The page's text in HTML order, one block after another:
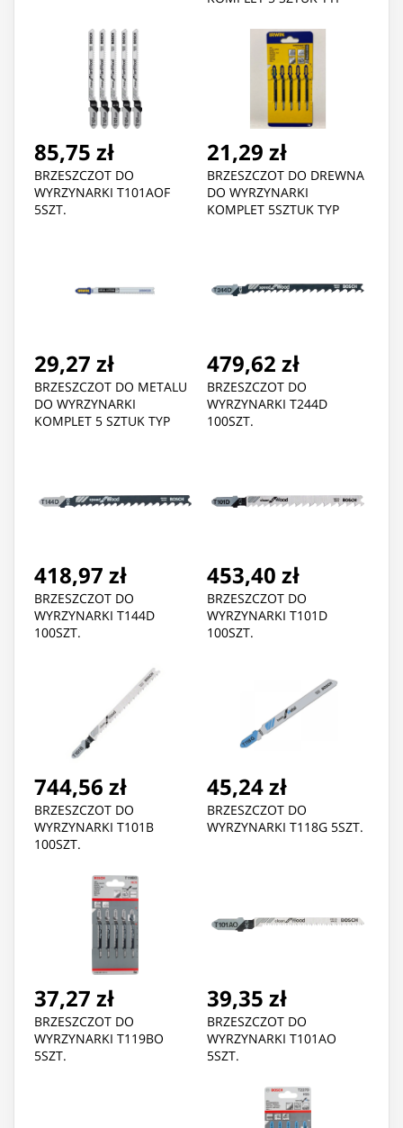
85,75 zł
BRZESZCZOT DO
WYRZYNARKI T101AOF
5SZT.
21,29 zł
BRZESZCZOT DO DREWNA
DO WYRZYNARKI
KOMPLET 5SZTUK TYP
29,27 zł
BRZESZCZOT DO METALU
DO WYRZYNARKI
KOMPLET 5 SZTUK TYP
479,62 zł
BRZESZCZOT DO
WYRZYNARKI T244D
100SZT.
418,97 zł
BRZESZCZOT DO
WYRZYNARKI T144D
100SZT.
453,40 zł
BRZESZCZOT DO
WYRZYNARKI T101D
100SZT.
744,56 zł
BRZESZCZOT DO
WYRZYNARKI T101B
100SZT.
45,24 zł
BRZESZCZOT DO
WYRZYNARKI T118G 5SZT.
37,27 zł
BRZESZCZOT DO
WYRZYNARKI T119BO
5SZT.
39,35 zł
BRZESZCZOT DO
WYRZYNARKI T101AO
5SZT.